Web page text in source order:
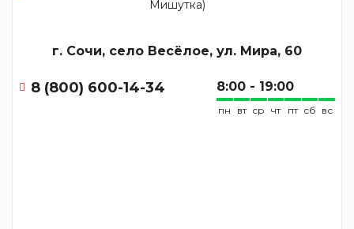
г. Сочи, село Весёлое, ул. Мира, 60
8 (800) 600-14-34 8:00 - 19:00
пн вт ср чт пт сб вс